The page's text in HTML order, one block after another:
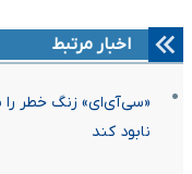
اخبار مرتبط
«سی‌آی‌ای» زنگ خطر را
نابود کند